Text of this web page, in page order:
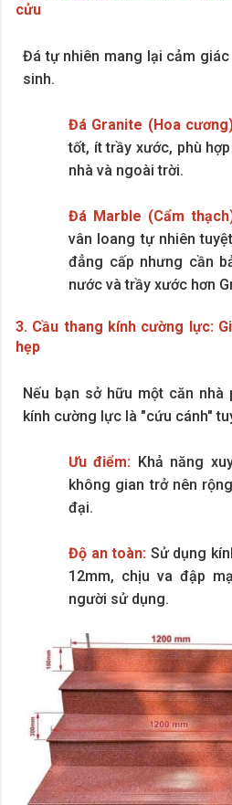
cửu
Đá tự nhiên mang lại cảm
sinh.
Đá Granite (Hoa
tốt, ít trầy xước, phù
nhà và ngoài trời.
Đá Marble (Cẩm
vân loang tự nhiên
đẳng cấp nhưng cần
nước và trầy xước hơn
3. Cầu thang kính cường lực:
hẹp
Nếu bạn sở hữu một căn nhà
kính cường lực là "cứu cánh"
Ưu điểm: Khả năng
không gian trở nên
đại.
Độ an toàn: Sử dụng
12mm, chịu va đập
người sử dụng.